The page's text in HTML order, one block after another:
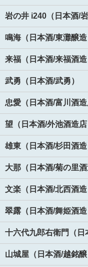
岩の井 i240（日本酒/岩
鳴海（日本酒/東灘醸造
来福（日本酒/来福酒造
武勇（日本酒/武勇）
忠愛（日本酒/富川酒造
望（日本酒/外池酒造店
雄東（日本酒/杉田酒造
大那（日本酒/菊の里酒
文楽（日本酒/北西酒造
翠露（日本酒/舞姫酒造
十六代九郎右衛門（日
山城屋（日本酒/越銘醸